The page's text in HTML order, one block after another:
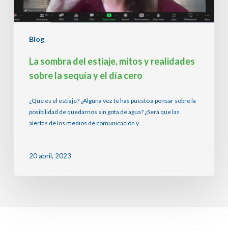
Blog
el
cero
La sombra del estiaje, mitos y realidades
sobre la sequía y el día cero
¿Qué es el estiaje? ¿Alguna vez te has puesto a pensar sobre la
posibilidad de quedarnos sin gota de agua? ¿Será que las
alertas de los medios de comunicación y…
20 abril, 2023